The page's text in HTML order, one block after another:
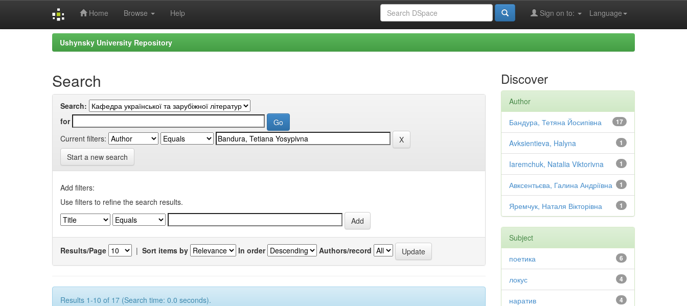
Home Browse Help Language
Sign on to:
Ushynsky University Repository
Search
Search:
for
Current filters:
Start a new search
Add filters:
Use filters to refine the search results.
Results/Page | Sort items by In order Authors/record
Results 1-10 of 17 (Search time: 0.0 seconds).
Discover
Author
17
Бандура, Тетяна Йосипівна
1
Avksientieva, Halyna
1
Iaremchuk, Natalia Viktorivna
1
Авксентьєва, Галина Андріївна
1
Яремчук, Наталя Вікторівна
Subject
6
поетика
4
локус
4
наратив